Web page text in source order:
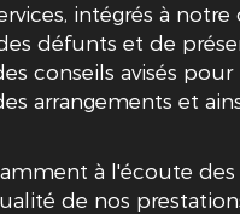
intégrés à
défunts et de
conseils avisés
arrangements et
à l'écoute
de nos